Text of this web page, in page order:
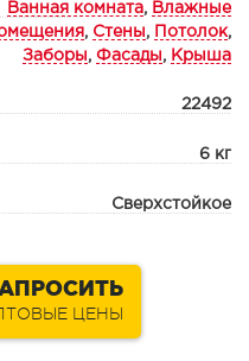
Ванная комната, Влажные
, Стены , Потолок,
Заборы , Фасады , Крыша
22492
6 кг
Сверхстойкое
ЦЕНЫ